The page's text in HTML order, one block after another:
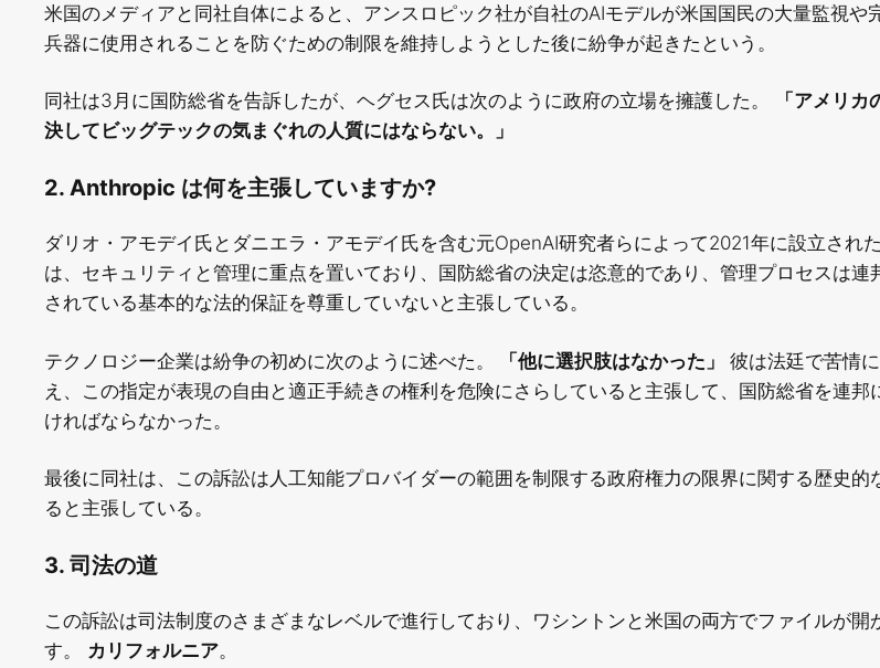
米国のメディアと同社自体によると、アンスロピック社が自社のAIモデルが米国国民の大量監視や
兵器に使用されることを防ぐための制限を維持しようとした後に紛争が起きたという。
同社は3月に国防総省を告訴したが、ヘグセス氏は次のように政府の立場を擁護した。
「アメリカ
決してビッグテックの気まぐれの人質にはならない。」
2. Anthropic は何を主張していますか?
ダリオ・アモデイ氏とダニエラ・アモデイ氏を含む元OpenAI研究者らによって2021年に設立され
は、セキュリティと管理に重点を置いており、国防総省の決定は恣意的であり、管理プロセスは連
されている基本的な法的保証を尊重していないと主張している。
テクノロジー企業は紛争の初めに次のように述べた。 「他に選択肢はなかった」
彼は法廷で苦情
え、この指定が表現の自由と適正手続きの権利を危険にさらしていると主張して、国防総省を連邦
ければならなかった。
最後に同社は、この訴訟は人工知能プロバイダーの範囲を制限する政府権力の限界に関する歴史的
ると主張している。
3. 司法の道
この訴訟は司法制度のさまざまなレベルで進行しており、ワシントンと米国の両方でファイルが開
す。 カリフォルニア。